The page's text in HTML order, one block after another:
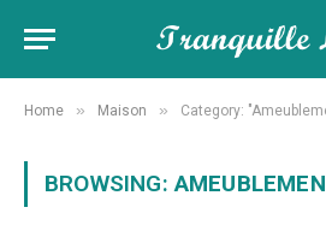
Home » Maison » Category:
BROWSING: